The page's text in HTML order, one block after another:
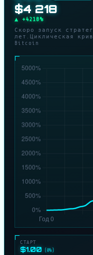
$4 776
▲ +4776%
Скоро запуск
лет.Циклическая
Bitcoin
СТАРТ
$1.00 (0%)